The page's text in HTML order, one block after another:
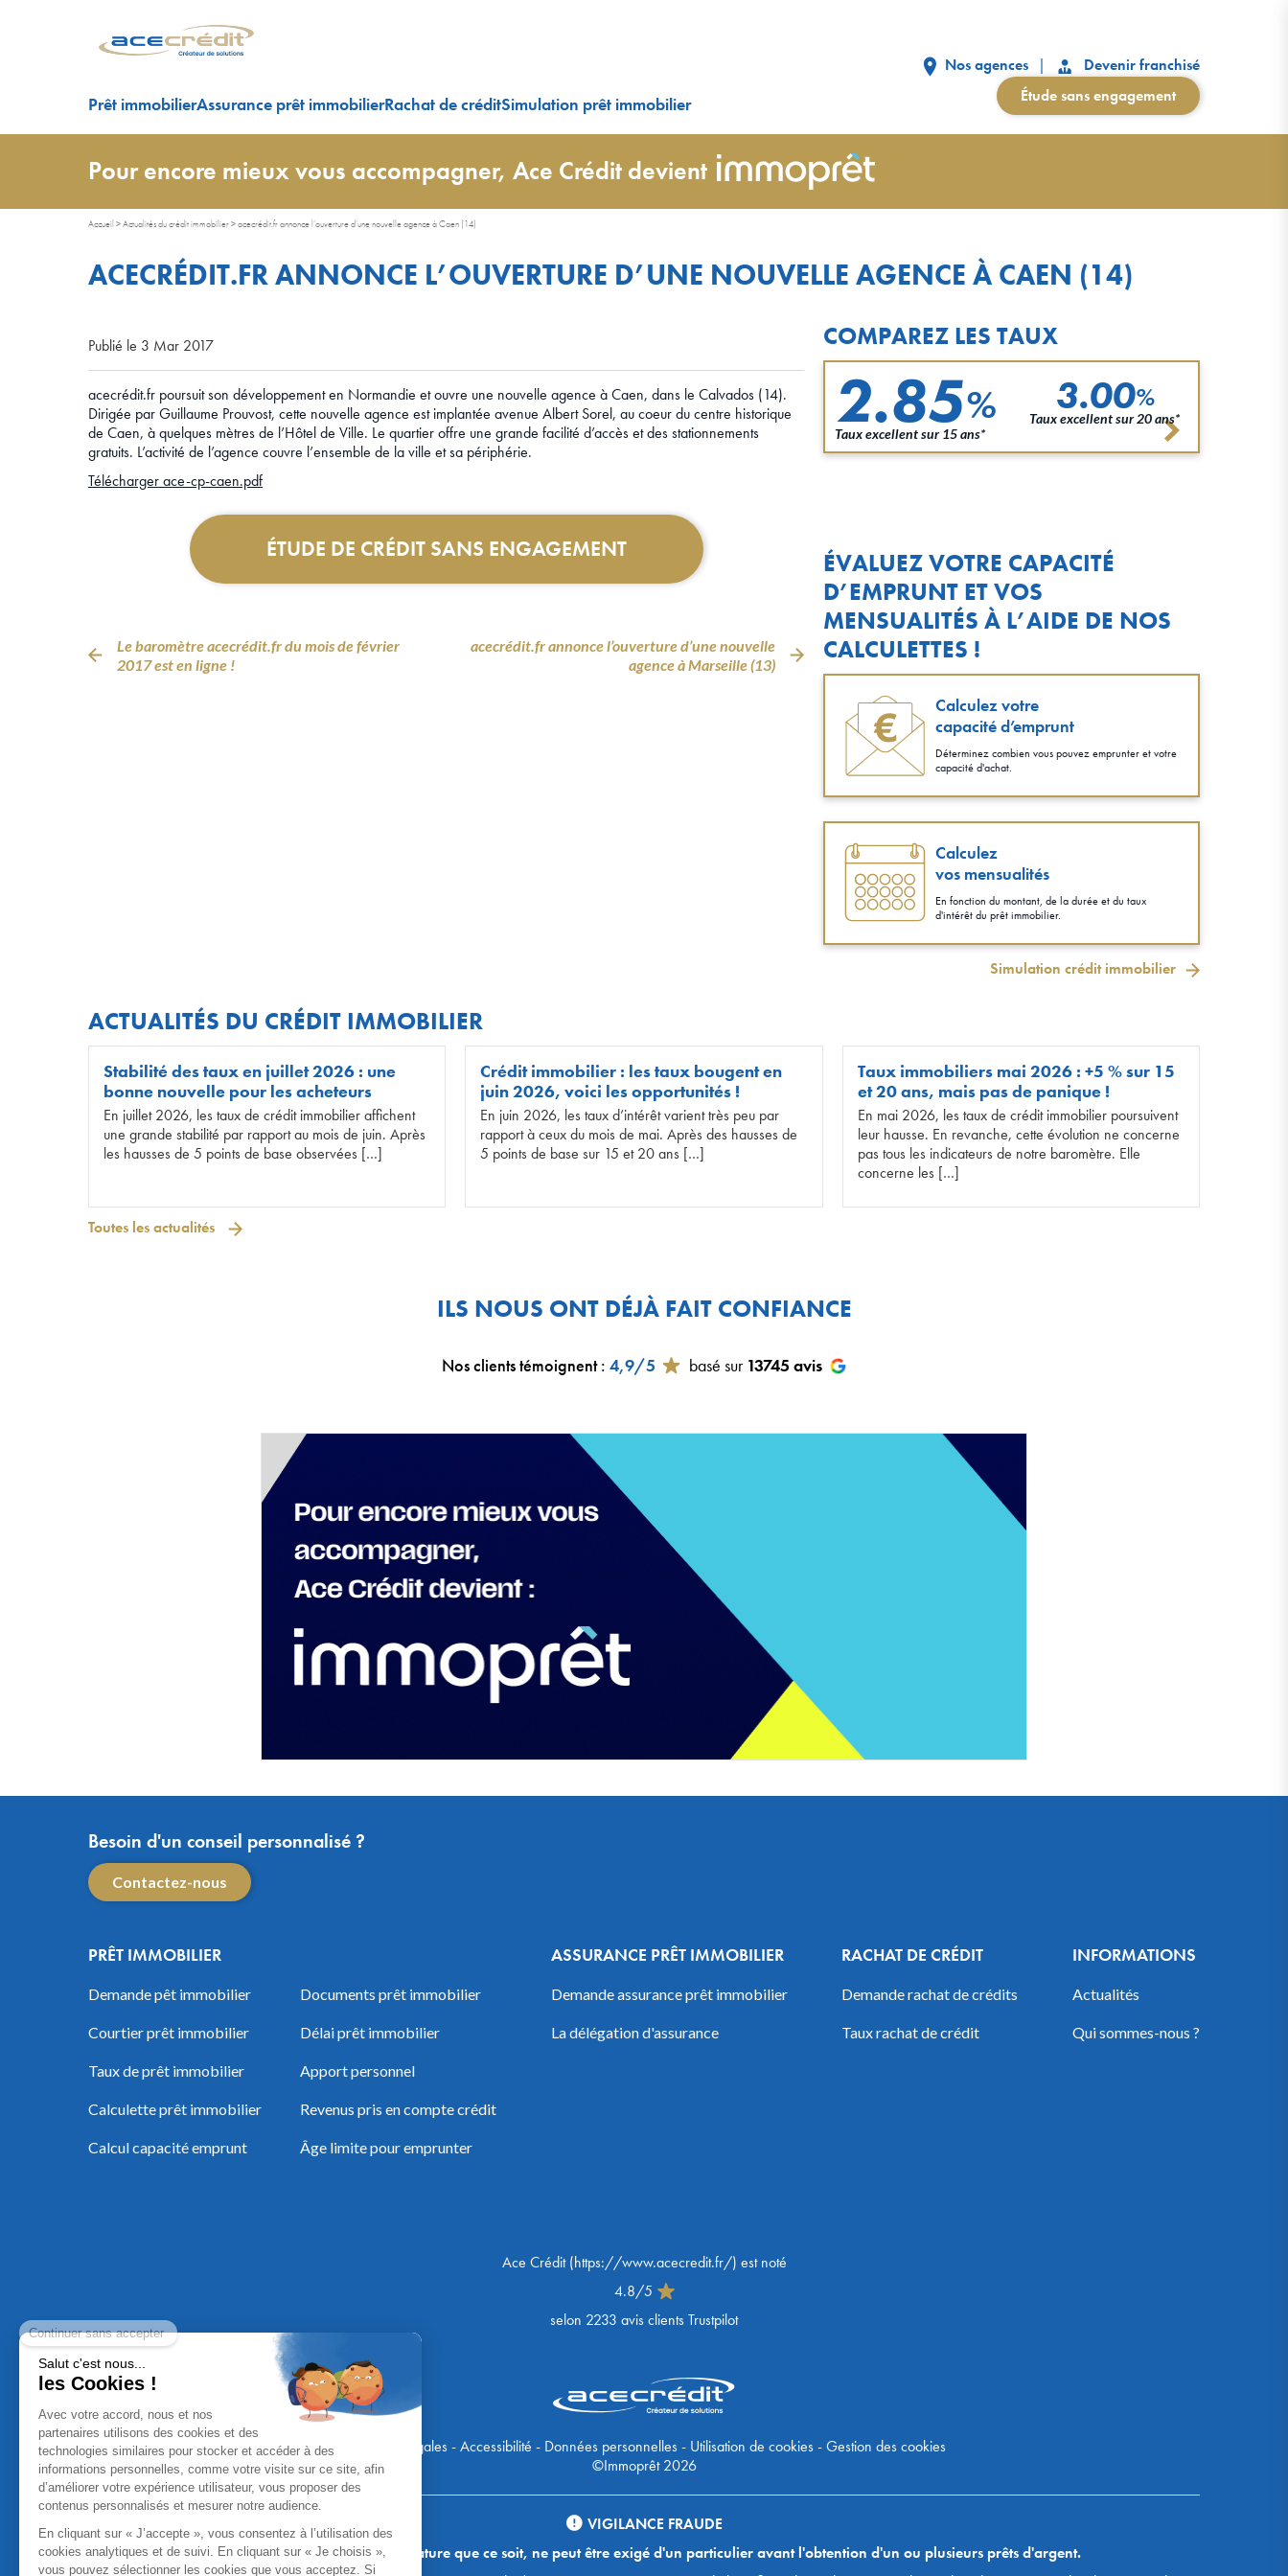
Prêt immobilierAssurance prêt immobilierRachat de créditSimulation prêt immobilier
Nos agences
Devenir franchisé
Étude sans engagement
Pour encore mieux vous accompagner, Ace Crédit devient
Accueil >Actualités du crédit immobilier>acecrédit.fr annonce l’ouverture d’une nouvelle agence à Caen (14)
ACECRÉDIT.FR ANNONCE L’OUVERTURE D’UNE NOUVELLE AGENCE À CAEN (14)
Publié le 3 Mar 2017
acecrédit.fr poursuit son développement en Normandie et ouvre une nouvelle agence à Caen, dans le Calvados (14).
Dirigée par Guillaume Prouvost, cette nouvelle agence est implantée avenue Albert Sorel, au coeur du centre historique
de Caen, à quelques mètres de l’Hôtel de Ville. Le quartier offre une grande facilité d’accès et des stationnements
gratuits. L’activité de l’agence couvre l’ensemble de la ville et sa périphérie.
Télécharger ace-cp-caen.pdf
ÉTUDE DE CRÉDIT SANS ENGAGEMENT
Le baromètre acecrédit.fr du mois de février
2017 est en ligne !
acecrédit.fr annonce l’ouverture d’une nouvelle
agence à Marseille (13)
COMPAREZ LES TAUX
2.85%
Taux excellent sur 15 ans*
3.00%
Taux excellent sur 20 ans*
ÉVALUEZ VOTRE CAPACITÉ
D’EMPRUNT ET VOS
MENSUALITÉS À L’AIDE DE NOS
CALCULETTES !
Calculez votre
capacité d’emprunt
Déterminez combien vous pouvez emprunter et votre
capacité d'achat.
Calculez
vos mensualités
En fonction du montant, de la durée et du taux
d'intérêt du prêt immobilier.
Simulation crédit immobilier
ACTUALITÉS DU CRÉDIT IMMOBILIER
Stabilité des taux en juillet 2026 : une
bonne nouvelle pour les acheteurs
En juillet 2026, les taux de crédit immobilier affichent
une grande stabilité par rapport au mois de juin. Après
les hausses de 5 points de base observées […]
Crédit immobilier : les taux bougent en
juin 2026, voici les opportunités !
En juin 2026, les taux d’intérêt varient très peu par
rapport à ceux du mois de mai. Après des hausses de
5 points de base sur 15 et 20 ans […]
Taux immobiliers mai 2026 : +5 % sur 15
et 20 ans, mais pas de panique !
En mai 2026, les taux de crédit immobilier poursuivent
leur hausse. En revanche, cette évolution ne concerne
pas tous les indicateurs de notre baromètre. Elle
concerne les […]
Toutes les actualités
ILS NOUS ONT DÉJÀ FAIT CONFIANCE
Nos clients témoignent: 4,9/5 basé sur 13745 avis
Besoin d'un conseil personnalisé ?
Contactez-nous
PRÊT IMMOBILIER
Demande pêt immobilier
Courtier prêt immobilier
Taux de prêt immobilier
Calculette prêt immobilier
Calcul capacité emprunt
Documents prêt immobilier
Délai prêt immobilier
Apport personnel
Revenus pris en compte crédit
Âge limite pour emprunter
ASSURANCE PRÊT IMMOBILIER
Demande assurance prêt immobilier
La délégation d'assurance
RACHAT DE CRÉDIT
Demande rachat de crédits
Taux rachat de crédit
INFORMATIONS
Actualités
Qui sommes-nous ?
Ace Crédit(https://www.acecredit.fr/) est noté
4.8/5
selon 2233 avis clients Trustpilot
Mentions Légales-Accessibilité - Données personnelles- Utilisation de cookies-Gestion des cookies
©Immoprêt 2026
VIGILANCE FRAUDE
Aucun versement, de quelque nature que ce soit, ne peut être exigé d'un particulier avant l'obtention d'un ou plusieurs prêts d'argent.